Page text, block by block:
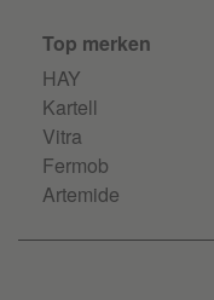
Top merken
HAY
Kartell
Vitra
Fermob
Artemide